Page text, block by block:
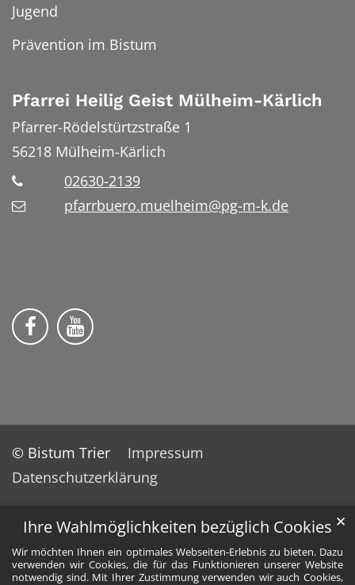
Ihre Wahlmöglichkeiten bezüglich Cookies
Wir möchten Ihnen ein optimales Webseiten-Erlebnis zu bieten. Dazu
verwenden wir Cookies, die für das Funktionieren unserer Website
notwendig sind. Mit Ihrer Zustimmung verwenden wir auch Cookies,
✕
Jugend
Prävention im Bistum
Pfarrei Heilig Geist Mülheim-Kärlich
Pfarrer-Rödelstürtzstraße 1
56218 Mülheim-Kärlich
02630-2139
pfarrbuero.muelheim@pg-m-k.de
Wir auf Facebook
Wir auf YouTube
© Bistum Trier
Impressum
Datenschutzerklärung